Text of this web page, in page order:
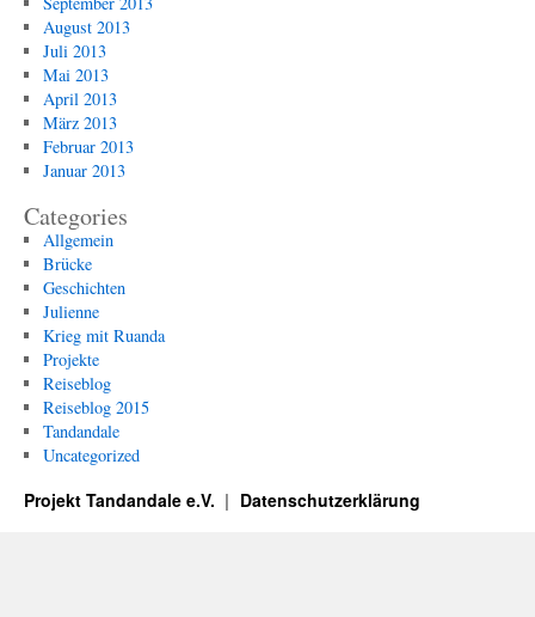
August 2013
Juli 2013
Mai 2013
April 2013
März 2013
Februar 2013
Januar 2013
Categories
Allgemein
Brücke
Geschichten
Julienne
Krieg mit Ruanda
Projekte
Reiseblog
Reiseblog 2015
Tandandale
Uncategorized
Projekt Tandandale e.V. Datenschutzerklärung